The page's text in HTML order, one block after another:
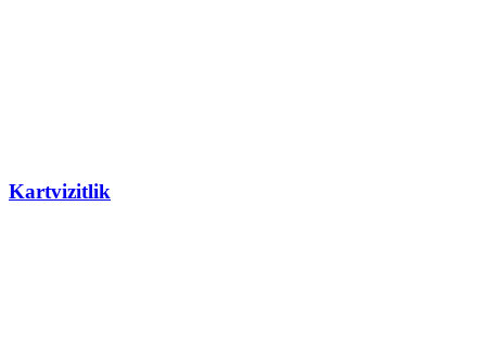
Kartvizitlik